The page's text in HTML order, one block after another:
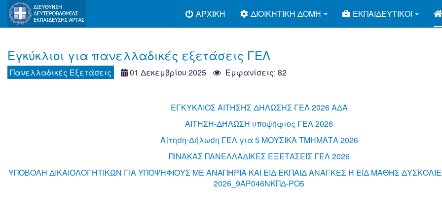
ΑΡΧΙΚΉ ΔΙΟΙΚΗΤΙΚΉ ΔΟΜΉ ΕΚΠΑΙΔΕΥΤΙΚΟΊ
Εγκύκλιοι για πανελλαδικές εξετάσεις ΓΕΛ
Πανελλαδικές Εξετάσεις 01 Δεκεμβρίου 2025 Εμφανίσεις: 82
ΕΓΚΥΚΛΙΟΣ ΑΙΤΗΣΗΣ ΔΗΛΩΣΗΣ ΓΕΛ 2026 ΑΔΑ
ΑΙΤΗΣΗ-ΔΗΛΩΣΗ υποψήφιος ΓΕΛ 2026
Αίτηση-Δήλωση ΓΕΛ για 5 ΜΟΥΣΙΚΑ ΤΜΗΜΑΤΑ 2026
ΠΙΝΑΚΑΣ ΠΑΝΕΛΛΑΔΙΚΕΣ ΕΞΕΤΑΣΕΙΣ ΓΕΛ 2026
ΥΠΟΒΟΛΗ ΔΙΚΑΙΟΛΟΓΗΤΙΚΩΝ ΓΙΑ ΥΠΟΨΗΦΙΟΥΣ ΜΕ ΑΝΑΠΗΡΙΑ ΚΑΙ ΕΙΔ ΕΚΠΑΙΔ ΑΝΑΓΚΕΣ Ή ΕΙΔ ΜΑΘΗΣ
2026_9ΑΡ046ΝΚΠΔ-ΡΟ5